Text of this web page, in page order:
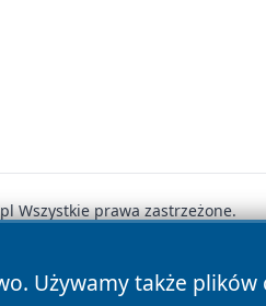
Używamy także
Wszystkie prawa zastrzeżone.
Polityka Cookies